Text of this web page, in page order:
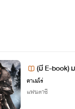
(มี E-book)
งโลก /ติดเห
คาเมโร่
แฟนตาซี